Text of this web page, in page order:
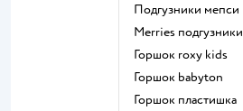
подгузники мепси
merries подгузники
горшок roxy kids
горшок babyton
горшок пластишка